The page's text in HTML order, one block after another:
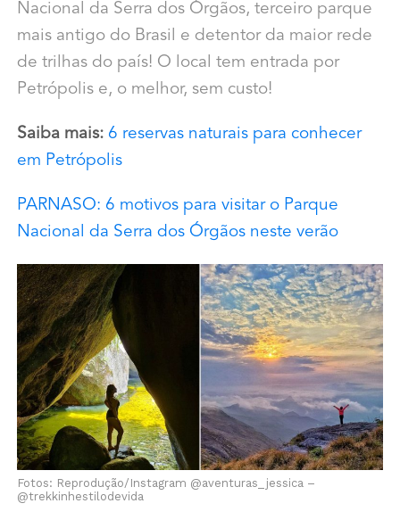
Nacional da Serra dos Órgãos, terceiro parque
mais antigo do Brasil e detentor da maior rede
de trilhas do país! O local tem entrada por
Petrópolis e, o melhor, sem custo!
Saiba mais: 6 reservas naturais para conhecer
em Petrópolis
PARNASO: 6 motivos para visitar o Parque
Nacional da Serra dos Órgãos neste verão
Fotos: Reprodução/Instagram @aventuras_jessica –
@trekkinhestilodevida